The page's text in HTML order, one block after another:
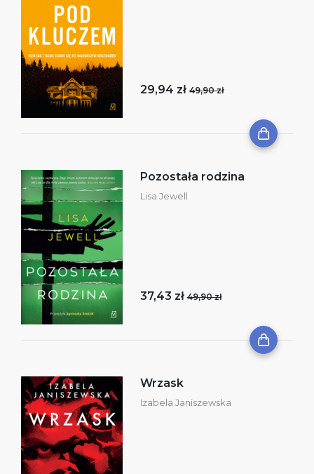
29,94 zł 49,90 zł
Pozostała rodzina
Lisa Jewell
37,43 zł 49,90 zł
Wrzask
Izabela Janiszewska